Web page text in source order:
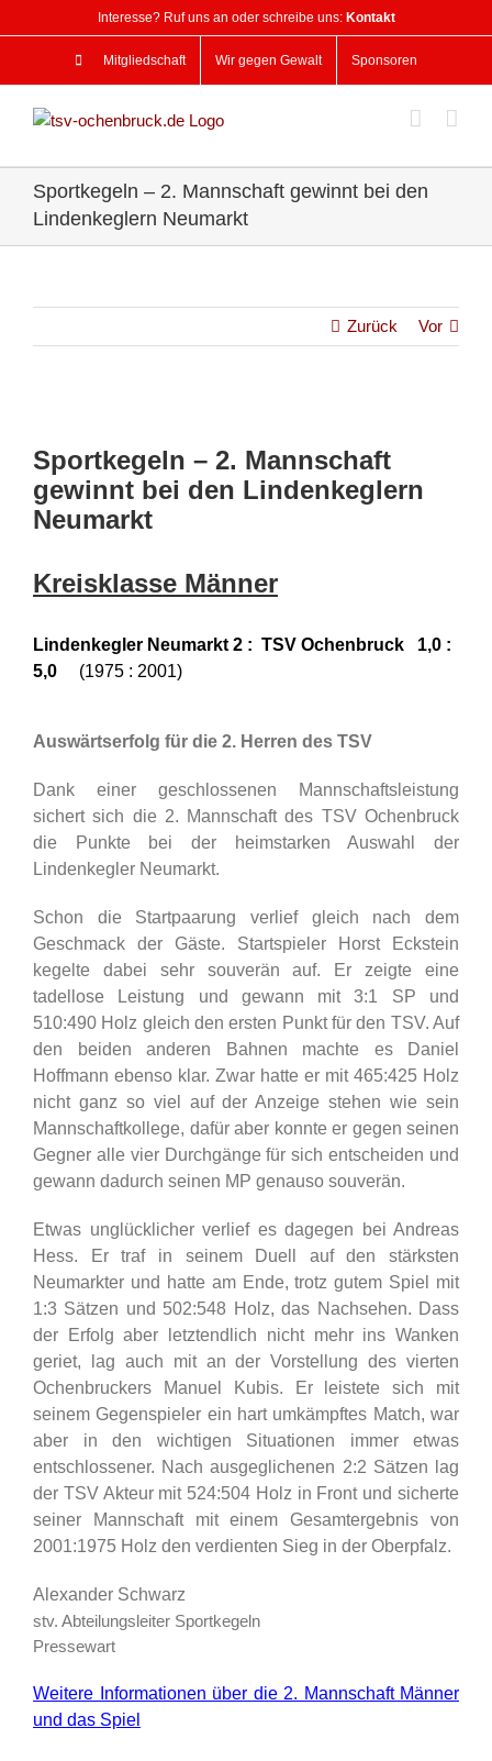
Inhalt
Interesse? Ruf uns an oder schreibe uns: Kontakt
Mitgliedschaft Wir gegen Gewalt Sponsoren
Sportkegeln – 2. Mannschaft gewinnt bei den
Lindenkeglern Neumarkt
Zurück Vor
grösseres
Bild
Sportkegeln – 2. Mannschaft
gewinnt bei den Lindenkeglern
Neumarkt
Kreisklasse Männer
Lindenkegler Neumarkt 2 : TSV Ochenbruck 1,0 :
5,0 (1975 : 2001)
Auswärtserfolg für die 2. Herren des TSV
Dank einer geschlossenen Mannschaftsleistung
sichert sich die 2. Mannschaft des TSV Ochenbruck
die Punkte bei der heimstarken Auswahl der
Lindenkegler Neumarkt.
Schon die Startpaarung verlief gleich nach dem
Geschmack der Gäste. Startspieler Horst Eckstein
kegelte dabei sehr souverän auf. Er zeigte eine
tadellose Leistung und gewann mit 3:1 SP und
510:490 Holz gleich den ersten Punkt für den TSV. Auf
den beiden anderen Bahnen machte es Daniel
Hoffmann ebenso klar. Zwar hatte er mit 465:425 Holz
nicht ganz so viel auf der Anzeige stehen wie sein
Mannschaftkollege, dafür aber konnte er gegen seinen
Gegner alle vier Durchgänge für sich entscheiden und
gewann dadurch seinen MP genauso souverän.
Etwas unglücklicher verlief es dagegen bei Andreas
Hess. Er traf in seinem Duell auf den stärksten
Neumarkter und hatte am Ende, trotz gutem Spiel mit
1:3 Sätzen und 502:548 Holz, das Nachsehen. Dass
der Erfolg aber letztendlich nicht mehr ins Wanken
geriet, lag auch mit an der Vorstellung des vierten
Ochenbruckers Manuel Kubis. Er leistete sich mit
seinem Gegenspieler ein hart umkämpftes Match, war
aber in den wichtigen Situationen immer etwas
entschlossener. Nach ausgeglichenen 2:2 Sätzen lag
der TSV Akteur mit 524:504 Holz in Front und sicherte
seiner Mannschaft mit einem Gesamtergebnis von
2001:1975 Holz den verdienten Sieg in der Oberpfalz.
Alexander Schwarz
stv. Abteilungsleiter Sportkegeln
Pressewart
Weitere Informationen über die 2. Mannschaft Männer
und das Spiel